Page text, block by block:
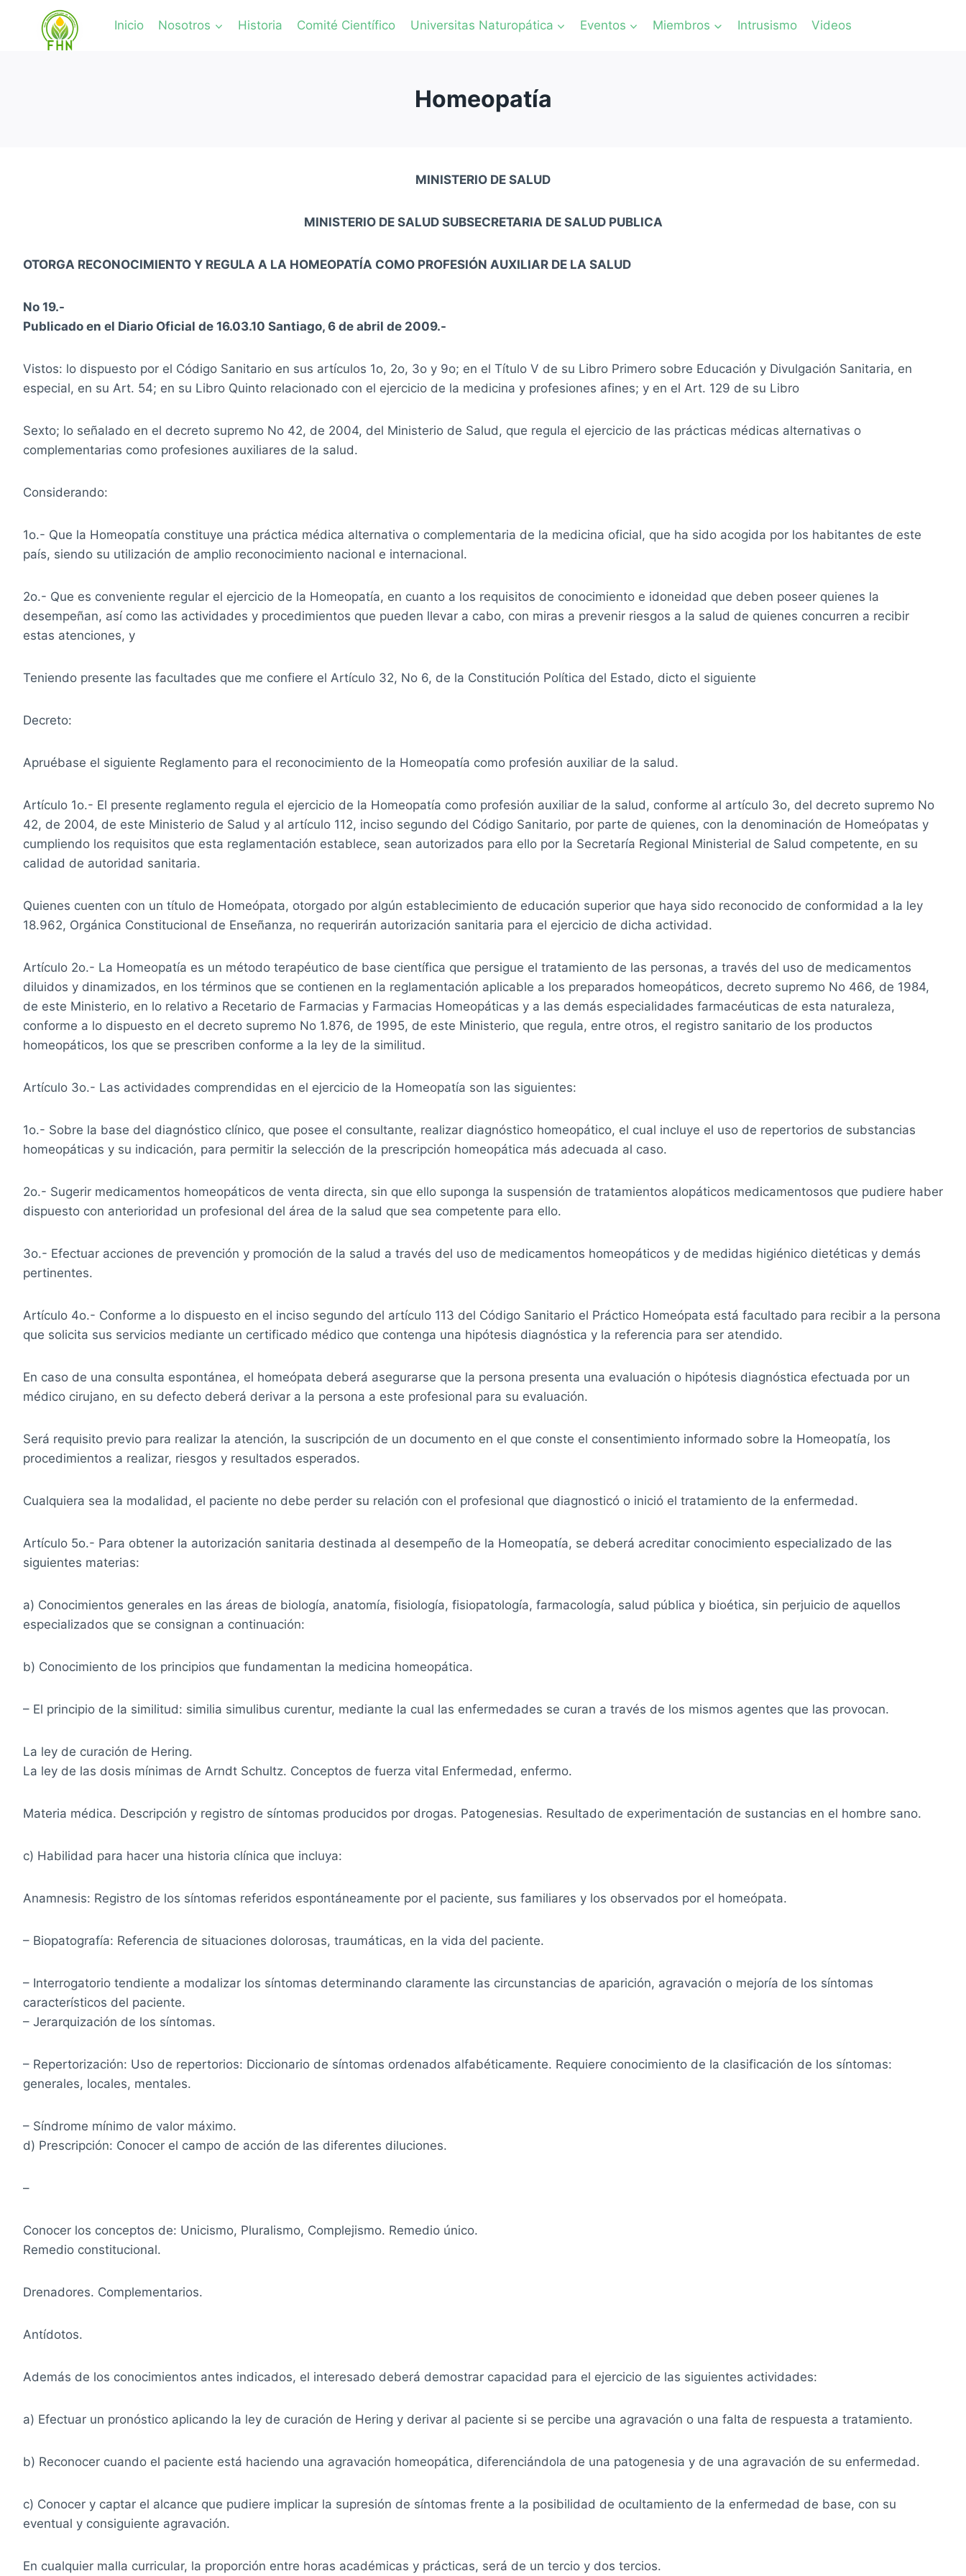
Inicio Nosotros Historia Comité Científico Universitas Naturopática Eventos Miembros Intrusismo Videos
Homeopatía
MINISTERIO DE SALUD
MINISTERIO DE SALUD SUBSECRETARIA DE SALUD PUBLICA
OTORGA RECONOCIMIENTO Y REGULA A LA HOMEOPATÍA COMO PROFESIÓN AUXILIAR DE LA SALUD
No 19.-
Publicado en el Diario Oficial de 16.03.10 Santiago, 6 de abril de 2009.-
Vistos: lo dispuesto por el Código Sanitario en sus artículos 1o, 2o, 3o y 9o; en el Título V de su Libro Primero sobre Educación y Divulgación Sanitaria, en
especial, en su Art. 54; en su Libro Quinto relacionado con el ejercicio de la medicina y profesiones afines; y en el Art. 129 de su Libro
Sexto; lo señalado en el decreto supremo No 42, de 2004, del Ministerio de Salud, que regula el ejercicio de las prácticas médicas alternativas o
complementarias como profesiones auxiliares de la salud.
Considerando:
1o.- Que la Homeopatía constituye una práctica médica alternativa o complementaria de la medicina oficial, que ha sido acogida por los habitantes de este
país, siendo su utilización de amplio reconocimiento nacional e internacional.
2o.- Que es conveniente regular el ejercicio de la Homeopatía, en cuanto a los requisitos de conocimiento e idoneidad que deben poseer quienes la
desempeñan, así como las actividades y procedimientos que pueden llevar a cabo, con miras a prevenir riesgos a la salud de quienes concurren a recibir
estas atenciones, y
Teniendo presente las facultades que me confiere el Artículo 32, No 6, de la Constitución Política del Estado, dicto el siguiente
Decreto:
Apruébase el siguiente Reglamento para el reconocimiento de la Homeopatía como profesión auxiliar de la salud.
Artículo 1o.- El presente reglamento regula el ejercicio de la Homeopatía como profesión auxiliar de la salud, conforme al artículo 3o, del decreto supremo No
42, de 2004, de este Ministerio de Salud y al artículo 112, inciso segundo del Código Sanitario, por parte de quienes, con la denominación de Homeópatas y
cumpliendo los requisitos que esta reglamentación establece, sean autorizados para ello por la Secretaría Regional Ministerial de Salud competente, en su
calidad de autoridad sanitaria.
Quienes cuenten con un título de Homeópata, otorgado por algún establecimiento de educación superior que haya sido reconocido de conformidad a la ley
18.962, Orgánica Constitucional de Enseñanza, no requerirán autorización sanitaria para el ejercicio de dicha actividad.
Artículo 2o.- La Homeopatía es un método terapéutico de base científica que persigue el tratamiento de las personas, a través del uso de medicamentos
diluidos y dinamizados, en los términos que se contienen en la reglamentación aplicable a los preparados homeopáticos, decreto supremo No 466, de 1984,
de este Ministerio, en lo relativo a Recetario de Farmacias y Farmacias Homeopáticas y a las demás especialidades farmacéuticas de esta naturaleza,
conforme a lo dispuesto en el decreto supremo No 1.876, de 1995, de este Ministerio, que regula, entre otros, el registro sanitario de los productos
homeopáticos, los que se prescriben conforme a la ley de la similitud.
Artículo 3o.- Las actividades comprendidas en el ejercicio de la Homeopatía son las siguientes:
1o.- Sobre la base del diagnóstico clínico, que posee el consultante, realizar diagnóstico homeopático, el cual incluye el uso de repertorios de substancias
homeopáticas y su indicación, para permitir la selección de la prescripción homeopática más adecuada al caso.
2o.- Sugerir medicamentos homeopáticos de venta directa, sin que ello suponga la suspensión de tratamientos alopáticos medicamentosos que pudiere haber
dispuesto con anterioridad un profesional del área de la salud que sea competente para ello.
3o.- Efectuar acciones de prevención y promoción de la salud a través del uso de medicamentos homeopáticos y de medidas higiénico dietéticas y demás
pertinentes.
Artículo 4o.- Conforme a lo dispuesto en el inciso segundo del artículo 113 del Código Sanitario el Práctico Homeópata está facultado para recibir a la persona
que solicita sus servicios mediante un certificado médico que contenga una hipótesis diagnóstica y la referencia para ser atendido.
En caso de una consulta espontánea, el homeópata deberá asegurarse que la persona presenta una evaluación o hipótesis diagnóstica efectuada por un
médico cirujano, en su defecto deberá derivar a la persona a este profesional para su evaluación.
Será requisito previo para realizar la atención, la suscripción de un documento en el que conste el consentimiento informado sobre la Homeopatía, los
procedimientos a realizar, riesgos y resultados esperados.
Cualquiera sea la modalidad, el paciente no debe perder su relación con el profesional que diagnosticó o inició el tratamiento de la enfermedad.
Artículo 5o.- Para obtener la autorización sanitaria destinada al desempeño de la Homeopatía, se deberá acreditar conocimiento especializado de las
siguientes materias:
a) Conocimientos generales en las áreas de biología, anatomía, fisiología, fisiopatología, farmacología, salud pública y bioética, sin perjuicio de aquellos
especializados que se consignan a continuación:
b) Conocimiento de los principios que fundamentan la medicina homeopática.
– El principio de la similitud: similia simulibus curentur, mediante la cual las enfermedades se curan a través de los mismos agentes que las provocan.
La ley de curación de Hering.
La ley de las dosis mínimas de Arndt Schultz. Conceptos de fuerza vital Enfermedad, enfermo.
Materia médica. Descripción y registro de síntomas producidos por drogas. Patogenesias. Resultado de experimentación de sustancias en el hombre sano.
c) Habilidad para hacer una historia clínica que incluya:
Anamnesis: Registro de los síntomas referidos espontáneamente por el paciente, sus familiares y los observados por el homeópata.
– Biopatografía: Referencia de situaciones dolorosas, traumáticas, en la vida del paciente.
– Interrogatorio tendiente a modalizar los síntomas determinando claramente las circunstancias de aparición, agravación o mejoría de los síntomas
característicos del paciente.
– Jerarquización de los síntomas.
– Repertorización: Uso de repertorios: Diccionario de síntomas ordenados alfabéticamente. Requiere conocimiento de la clasificación de los síntomas:
generales, locales, mentales.
– Síndrome mínimo de valor máximo.
d) Prescripción: Conocer el campo de acción de las diferentes diluciones.
–
Conocer los conceptos de: Unicismo, Pluralismo, Complejismo. Remedio único.
Remedio constitucional.
Drenadores. Complementarios.
Antídotos.
Además de los conocimientos antes indicados, el interesado deberá demostrar capacidad para el ejercicio de las siguientes actividades:
a) Efectuar un pronóstico aplicando la ley de curación de Hering y derivar al paciente si se percibe una agravación o una falta de respuesta a tratamiento.
b) Reconocer cuando el paciente está haciendo una agravación homeopática, diferenciándola de una patogenesia y de una agravación de su enfermedad.
c) Conocer y captar el alcance que pudiere implicar la supresión de síntomas frente a la posibilidad de ocultamiento de la enfermedad de base, con su
eventual y consiguiente agravación.
En cualquier malla curricular, la proporción entre horas académicas y prácticas, será de un tercio y dos tercios.